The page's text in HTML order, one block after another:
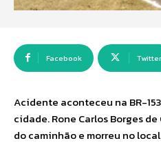
Facebook Twitter
Acidente aconteceu na BR-
cidade. Rone Carlos Borges
do caminhão e morreu no